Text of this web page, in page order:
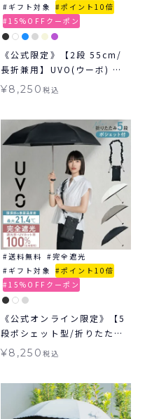
ギフト対象
ポイント10倍
15%OFFクーポン
《公式限定》【2段 55cm/
長折兼用】UVO(ウーボ) 最
強の日傘 2way 折りたたみ
¥8,250 税込
送料無料
完全遮光
ギフト対象
ポイント10倍
15%OFFクーポン
《公式オンライン限定》【5
段ポシェット型/折りたた
み】UVO(ウーボ) 最強の日
たみ 晴雨兼用 ギフト対象 ≪
送料無料≫
¥8,250 税込